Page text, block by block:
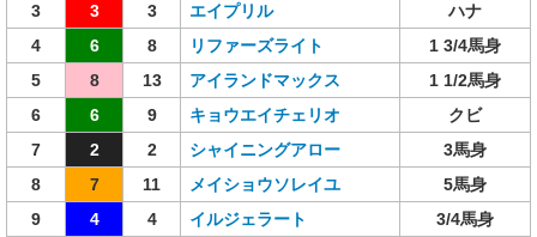
3
3 3 エイプリル
ハナ
4
6 8 リファーズライト
1 3/4馬身
5
8 13 アイランドマックス
1 1/2馬身
6
6 9 キョウエイチェリオ
クビ
7
2 2 シャイニングアロー
3馬身
8
7 11 メイショウソレイユ
5馬身
9
4 4 イルジェラート
3/4馬身